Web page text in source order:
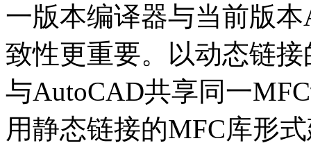
一版本编译器与当前版
致性更重要。以动态链
与AutoCAD共享同一
用静态链接的MFC库形